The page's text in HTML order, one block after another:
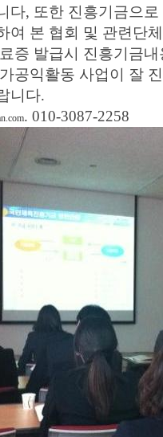
다, 또한 진흥기금으
여 본 협회 및 관련단
증 발급시 진흥기금
공익활동 사업이 잘
니다.
. 010-3087-2258